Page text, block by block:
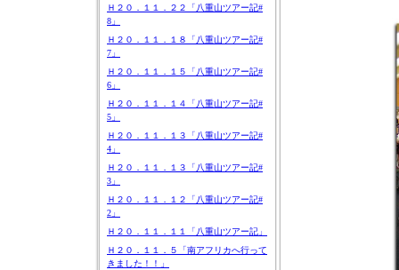
Ｈ２０．１１．２２「八重山ツアー記#
8」
Ｈ２０．１１．１８「八重山ツアー記#
7」
Ｈ２０．１１．１５「八重山ツアー記#
6」
Ｈ２０．１１．１４「八重山ツアー記#
5」
Ｈ２０．１１．１３「八重山ツアー記#
4」
Ｈ２０．１１．１３「八重山ツアー記#
3」
Ｈ２０．１１．１２「八重山ツアー記#
2」
Ｈ２０．１１．１１「八重山ツアー記」
Ｈ２０．１１．５「南アフリカへ行って
きました！！」